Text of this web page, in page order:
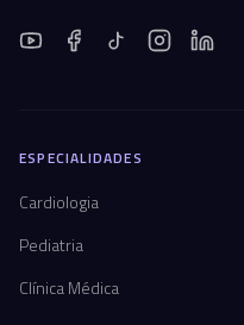
ESPECIALIDADES
Cardiologia
Pediatria
Clínica Médica